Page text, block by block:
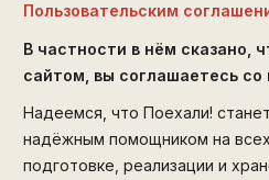
Пользовательским
В частности в нём сказано,
сайтом, вы соглашаетесь
Надеемся, что Поехали!
надёжным помощником на
подготовке, реализации и